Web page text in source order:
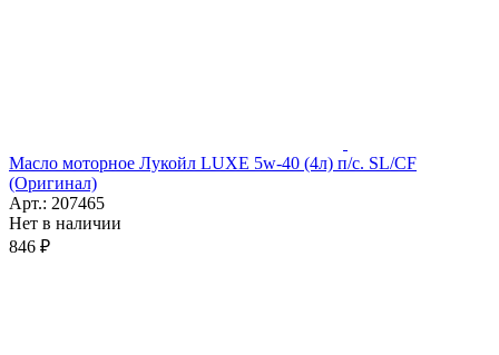
Масло моторное Лукойл LUXE 5w-40 (4л) п/с. SL/CF
(Оригинал)
Арт.: 207465
Нет в наличии
846 ₽